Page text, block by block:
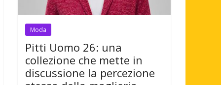
Moda
Pitti Uomo 26: una
collezione che mette in
discussione la percezione